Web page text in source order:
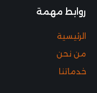
روابط مهمة
الرئيسية
من نحن
خدماتنا